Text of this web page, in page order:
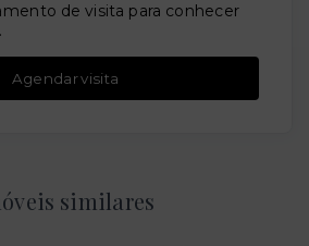
de visita para conhecer
Agendar visita
similares